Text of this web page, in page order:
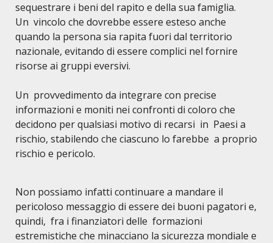
sequestrare i beni del rapito e della sua famiglia.
Un vincolo che dovrebbe essere esteso anche
quando la persona sia rapita fuori dal territorio
nazionale, evitando di essere complici nel fornire
risorse ai gruppi eversivi.
Un provvedimento da integrare con precise
informazioni e moniti nei confronti di coloro che
decidono per qualsiasi motivo di recarsi in Paesi a
rischio, stabilendo che ciascuno lo farebbe a proprio
rischio e pericolo.
Non possiamo infatti continuare a mandare il
pericoloso messaggio di essere dei buoni pagatori e,
quindi, fra i finanziatori delle formazioni
estremistiche che minacciano la sicurezza mondiale e